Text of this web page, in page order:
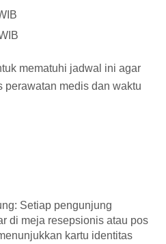
mematuhi jadwal ini agar
perawatan medis dan waktu
Setiap pengunjung
di meja resepsionis atau pos
kartu identitas